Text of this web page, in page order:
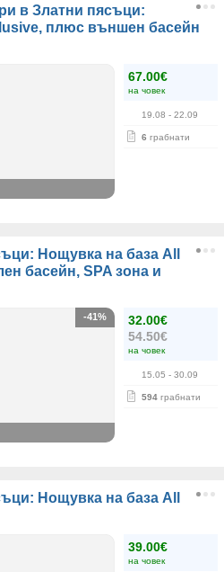
в Златни пясъци:
плюс външен басейн
67.00€
на човек
19.08 - 22.09
6 грабнати
Нощувка на база All
басейн, SPA зона и
32.00€
54.50€
на човек
15.05 - 30.09
594 грабнати
-41%
Нощувка на база All
39.00€
на човек